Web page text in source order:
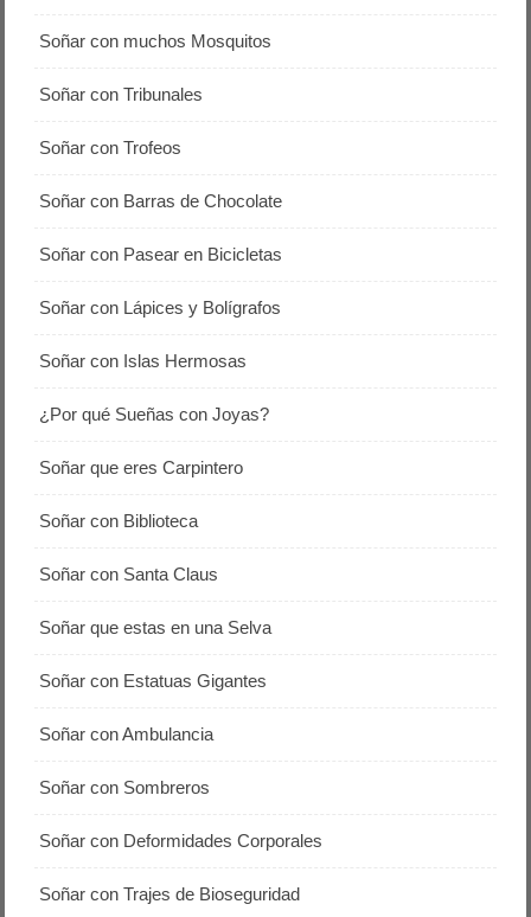
Soñar con muchos Mosquitos
Soñar con Tribunales
Soñar con Trofeos
Soñar con Barras de Chocolate
Soñar con Pasear en Bicicletas
Soñar con Lápices y Bolígrafos
Soñar con Islas Hermosas
¿Por qué Sueñas con Joyas?
Soñar que eres Carpintero
Soñar con Biblioteca
Soñar con Santa Claus
Soñar que estas en una Selva
Soñar con Estatuas Gigantes
Soñar con Ambulancia
Soñar con Sombreros
Soñar con Deformidades Corporales
Soñar con Trajes de Bioseguridad